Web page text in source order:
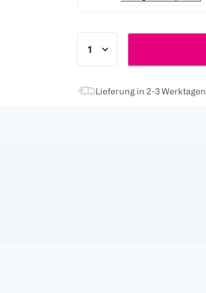
Lieferung in 2-3 Werktagen